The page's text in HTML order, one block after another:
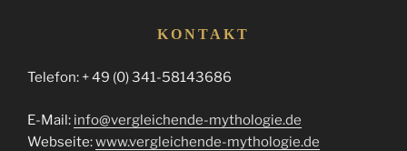
KONTAKT
Telefon: + 49 (0) 341-58143686
E-Mail: info@vergleichende-mythologie.de
Webseite:www.vergleichende-mythologie.de